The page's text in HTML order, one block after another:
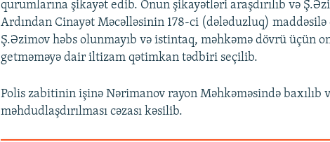
qurumlarına şikayət edib. Onun şikayətləri araşdırılıb və
Ardından Cinayət Məcəlləsinin 178-ci (dələduzluq) maddəsilə
Ş.Əzimov həbs olunmayıb və istintaq, məhkəmə dövrü üçün
getməməyə dair iltizam qətimkan tədbiri seçilib.
Polis zabitinin işinə Nərimanov rayon Məhkəməsində baxılıb
məhdudlaşdırılması cəzası kəsilib.